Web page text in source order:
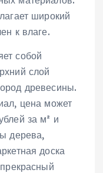
широкий
к влаге.
собой
слой
древесины.
цена может
за м² и
дерева‚
доска
прекрасный